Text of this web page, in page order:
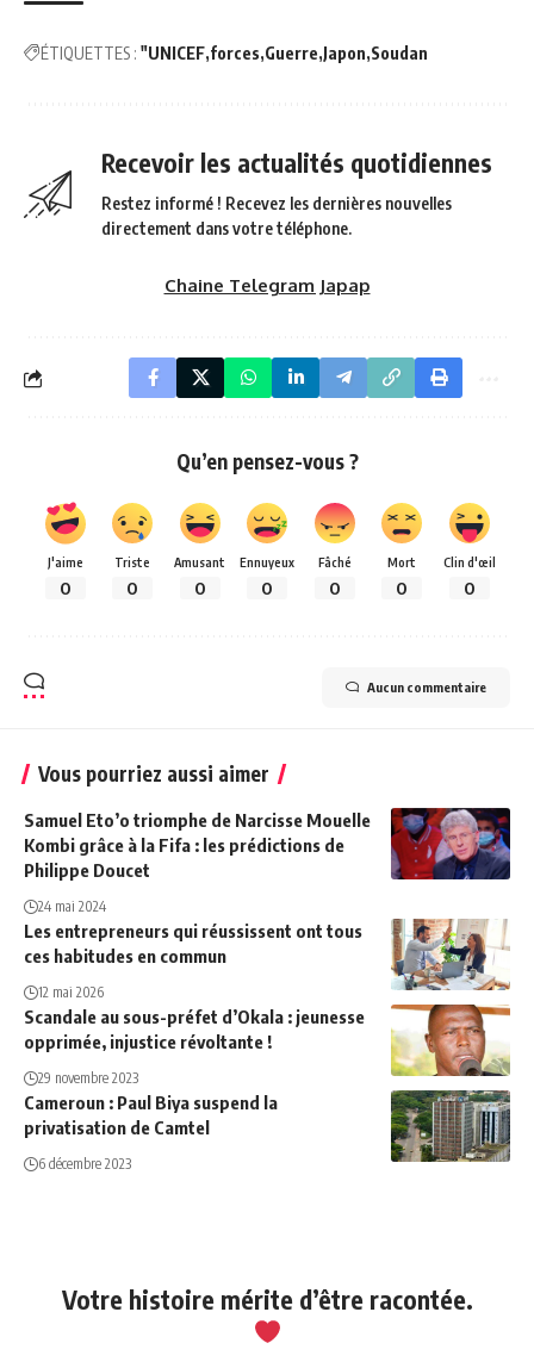
ÉTIQUETTES : "UNICEF forces Guerre Japon Soudan
Recevoir les actualités quotidiennes
Restez informé ! Recevez les dernières nouvelles
directement dans votre téléphone.
Chaine Telegram Japap
Qu’en pensez-vous ?
J'aime
0
Triste
0
Amusant
0
Ennuyeux
0
Fâché
0
Mort
0
Clin d'œil
0
Aucun commentaire
Vous pourriez aussi aimer
Samuel Eto’o triomphe de Narcisse Mouelle
Kombi grâce à la Fifa : les prédictions de
Philippe Doucet
24 mai 2024
Les entrepreneurs qui réussissent ont tous
ces habitudes en commun
12 mai 2026
Scandale au sous-préfet d’Okala : jeunesse
opprimée, injustice révoltante !
29 novembre 2023
Cameroun : Paul Biya suspend la
privatisation de Camtel
6 décembre 2023
Votre histoire mérite d’être racontée.